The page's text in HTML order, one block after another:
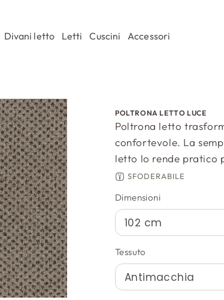
Divani letto Letti Cuscini Accessori
POLTRONA LETTO LUCE
Poltrona letto
confortevole. La
letto lo rende pratico
SFODERABILE
Dimensioni
Tessuto